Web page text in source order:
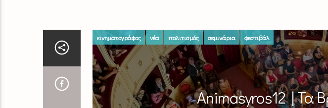
κινηματογράφος νέα πολιτισμός σεμινάρια φεστιβάλ
Animasyros12 | Τα